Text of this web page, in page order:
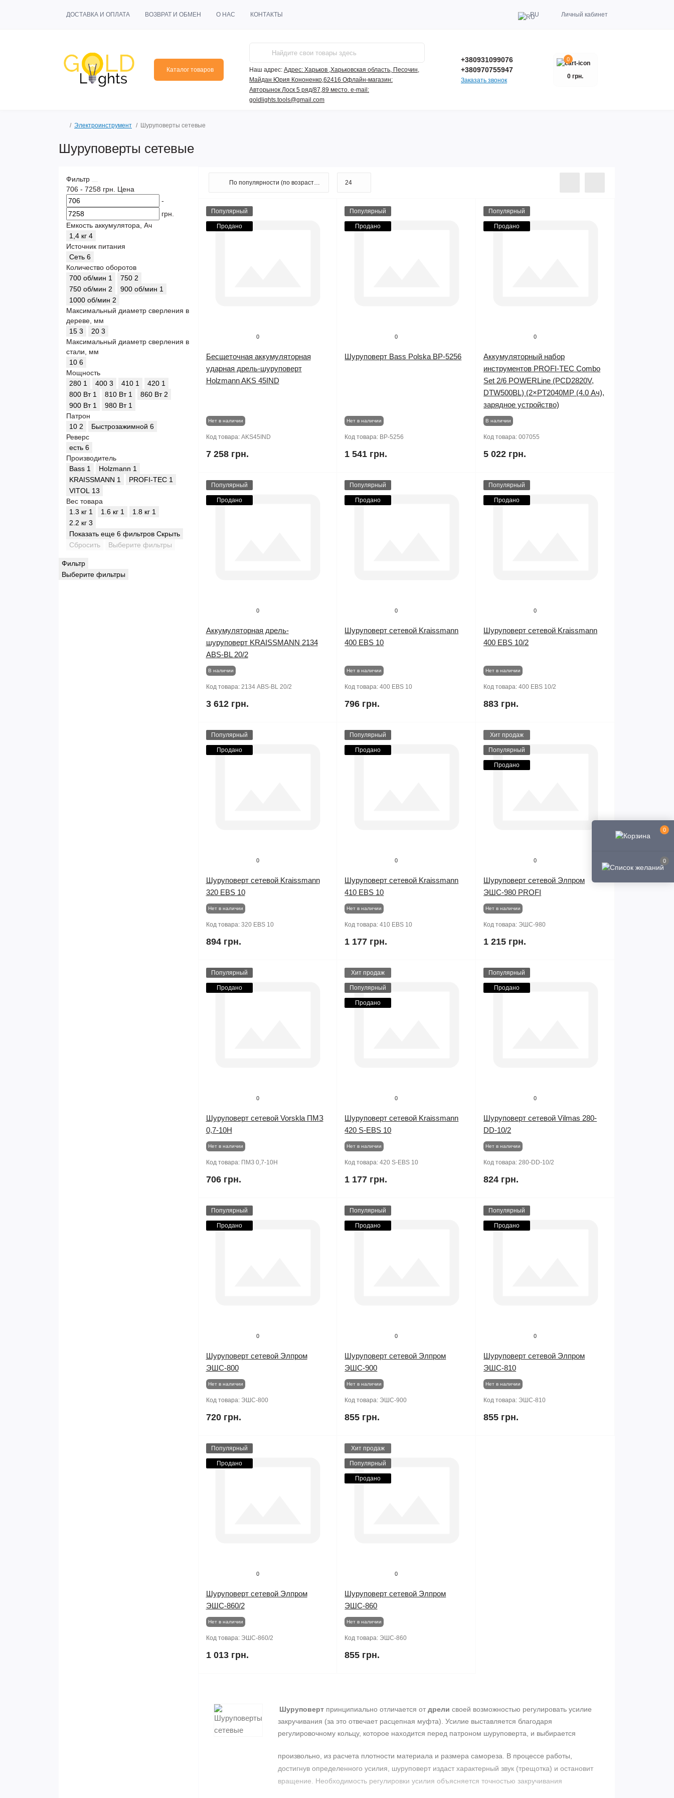
0
0
ДОСТАВКА И ОПЛАТА ВОЗВРАТ И ОБМЕН О НАС КОНТАКТЫ RU Личный кабинет
Каталог товаров Наш адрес: Адрес: Харьков ,Харьковская область, Песочин,
Майдан Юрия Кононенко,62416 Офлайн-магазин:
Авторынок Лоск 5 ряд/87,89 место. e-mail:
goldlights.tools@gmail.com
+380931099076
+380970755947
Заказать звонок
0
0 грн.
Электроинструмент Шуруповерты сетевые
Шуруповерты сетевые
Фильтр
706 - 7258 грн. Цена
-
грн.
Емкость аккумулятора, Ач
1,4 кг 4
Источник питания
Сеть 6
Количество оборотов
700 об/мин 1 750 2
750 об/мин 2 900 об/мин 1
1000 об/мин 2
Максимальный диаметр сверления в
дереве, мм
15 3 20 3
Максимальный диаметр сверления в
стали, мм
10 6
Мощность
280 1 400 3 410 1 420 1
800 Вт 1 810 Вт 1 860 Вт 2
900 Вт 1 980 Вт 1
Патрон
10 2 Быстрозажимной 6
Реверс
есть 6
Производитель
Bass 1 Holzmann 1
KRAISSMANN 1 PROFI-TEC 1
VITOL
13
Вес товара
1.3 кг 1 1.6 кг 1 1.8 кг 1
2.2 кг 3
Показать еще 6 фильтров Скрыть
Сбросить
Выберите фильтры
Фильтр
Выберите фильтры
Популярный
Продано
0
Бесщеточная аккумуляторная
ударная дрель-шуруповерт
Holzmann AKS 45IND
Нет в наличии
Код товара: AKS45IND
7 258 грн.
Популярный
Продано
0
Шуруповерт Bass Polska BP-5256
Нет в наличии
Код товара: BP-5256
1 541 грн.
Популярный
Продано
0
Аккумуляторный набор
инструментов PROFI-TEC Combo
Set 2/6 POWERLine (PCD2820V,
DTW500BL) (2×PT2040MP (4.0 Ач),
зарядное устройство)
В наличии
Код товара:007055
5 022 грн.
Популярный
Продано
0
Аккумуляторная дрель-
шуруповерт KRAISSMANN 2134
ABS-BL 20/2
В наличии
Код товара: 2134 ABS-BL 20/2
3 612 грн.
Популярный
Продано
0
Шуруповерт сетевой Kraissmann
400 EBS 10
Нет в наличии
Код товара:400 EBS 10
796 грн.
Популярный
Продано
0
Шуруповерт сетевой Kraissmann
400 EBS 10/2
Нет в наличии
Код товара:400 EBS 10/2
883 грн.
Популярный
Продано
0
Шуруповерт сетевой Kraissmann
320 EBS 10
Нет в наличии
Код товара: 320 EBS 10
894 грн.
Популярный
Продано
0
Шуруповерт сетевой Kraissmann
410 EBS 10
Нет в наличии
Код товара:410 EBS 10
1 177 грн.
Хит продаж
Популярный
Продано
0
Шуруповерт сетевой Элпром
ЭШС-980 PROFI
Нет в наличии
Код товара: ЭШС-980
1 215 грн.
Популярный
Продано
0
Шуруповерт сетевой Vorskla ПМЗ
0,7-10Н
Нет в наличии
Код товара: ПМЗ 0,7-10Н
706 грн.
Хит продаж
Популярный
Продано
0
Шуруповерт сетевой Kraissmann
420 S-EBS 10
Нет в наличии
Код товара:420 S-EBS 10
1 177 грн.
Популярный
Продано
0
Шуруповерт сетевой Vilmas 280-
DD-10/2
Нет в наличии
Код товара:280-DD-10/2
824 грн.
Популярный
Продано
0
Шуруповерт сетевой Элпром
ЭШС-800
Нет в наличии
Код товара: ЭШС-800
720 грн.
Популярный
Продано
0
Шуруповерт сетевой Элпром
ЭШС-900
Нет в наличии
Код товара: ЭШС-900
855 грн.
Популярный
Продано
0
Шуруповерт сетевой Элпром
ЭШС-810
Нет в наличии
Код товара: ЭШС-810
855 грн.
Популярный
Продано
0
Шуруповерт сетевой Элпром
ЭШС-860/2
Нет в наличии
Код товара: ЭШС-860/2
1 013 грн.
Хит продаж
Популярный
Продано
0
Шуруповерт сетевой Элпром
ЭШС-860
Нет в наличии
Код товара: ЭШС-860
855 грн.
Шуруповертпринципиально отличается от дрели своей возможностью регулировать усилие
закручивания (за это отвечает расцепная муфта). Усилие выставляется благодаря
регулировочному кольцу, которое находится перед патроном шуруповерта, и выбирается
произвольно, из расчета плотности материала и размера самореза. В процессе работы,
достигнув определенного усилия, шуруповерт издаст характерный звук (трещотка) и остановит
вращение. Необходимость регулировки усилия объясняется точностью закручивания